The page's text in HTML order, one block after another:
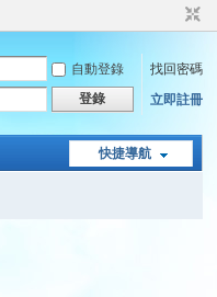
自動登錄
找回密碼
登錄 立即註冊
快捷導航